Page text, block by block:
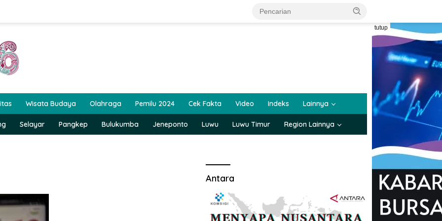
tutup
Wisata Budaya Olahraga Pemilu 2024 Cek Fakta Video Indeks Lainnya
Selayar Pangkep Bulukumba Jeneponto Luwu Luwu Timur Region Lainnya
Antara